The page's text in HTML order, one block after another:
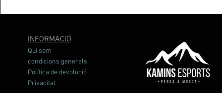
INFORMACIÓ
Qui som
condicions generals
Política de devolució
Privacitat